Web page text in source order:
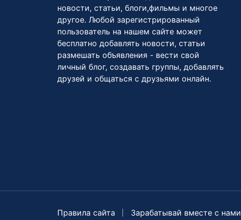
новости, статьи, блоги,фильмы и многое
другое. Любой зарегистрированный
пользователь на нашем сайте может
бесплатно добавлять новости, статьи
размешать объявления - вести свой
личный блог, создавать группы, добавлять
друзей и общаться с друзьями онлайн.
Правила сайта Зарабатывай вместе с нами